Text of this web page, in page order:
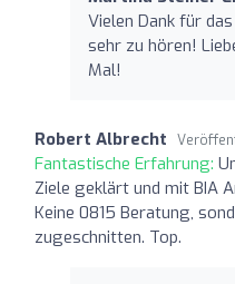
Vielen Dank für
sehr zu hören!
Mal!
Robert Albrecht
Fantastische Erfahrung:
Ziele geklärt und mit BIA
Keine 0815 Beratung,
zugeschnitten. Top.